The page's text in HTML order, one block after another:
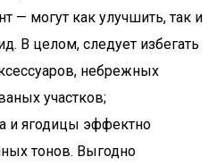
— могут как улучшить, так и
В целом, следует избегать
небрежных
участков;
и ягодицы эффектно
тонов. Выгодно